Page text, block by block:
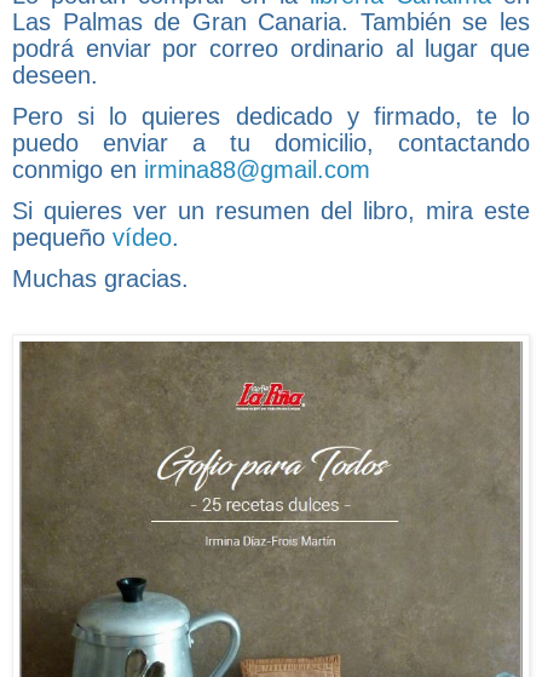
Las Palmas de Gran Canaria. También se les
podrá enviar por correo ordinario al lugar que
deseen.
Pero si lo quieres dedicado y firmado, te lo
puedo enviar a tu domicilio, contactando
conmigo en irmina88@gmail.com
Si quieres ver un resumen del libro, mira este
pequeño vídeo.
Muchas gracias.